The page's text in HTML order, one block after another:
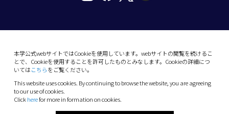
本学公式webサイトではCookieを使用しています。webサイトの閲覧を続けるこ
とで、Cookieを使用することを許可したものとみなします。Cookieの詳細につ
いてはこちらをご覧ください。
This website uses cookies. By continuing to browse the website, you are agreeing
to our use of cookies.
Clickherefor more in formation on cookies.
10-13 Dogo-Himata, Matsuyama, Ehime 790-
Phone: +81 89-927-9000